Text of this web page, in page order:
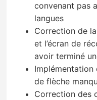
convenant pas
langues
Correction de
et l’écran de
avoir terminé
Implémentation
de flèche
Correction des